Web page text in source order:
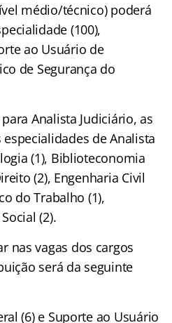
médio/técnico) poderá
(100),
ao Usuário de
de Segurança do
Analista Judiciário, as
de Analista
(1), Biblioteconomia
(2), Engenharia Civil
do Trabalho (1),
(2).
nas vagas dos cargos
será da seguinte
(6) e Suporte ao Usuário